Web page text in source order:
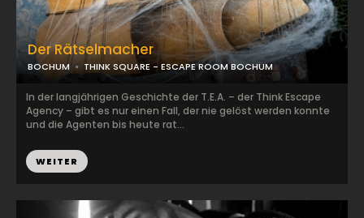
Der Rätselmacher
BOCHUM THINK SQUARE - ESCAPE ROOM BOCHUM
In der langjährigen Geschichte der T.E.A. – der Think Escape
Agency – gibt es nur einen Fall, der nie gelöst werden konnte
und die Agenten bis heute rat...
WEITER